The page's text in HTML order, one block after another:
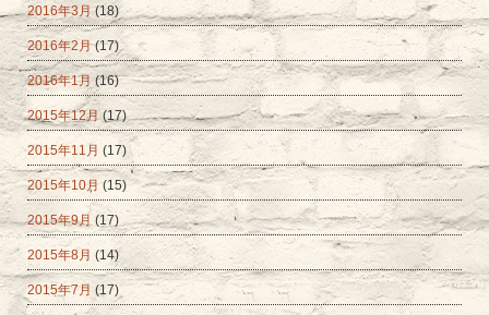
2016年3月(18)
2016年2月(17)
2016年1月 (16)
2015年12月 (17)
2015年11月 (17)
2015年10月 (15)
2015年9月 (17)
2015年8月 (14)
2015年7月 (17)